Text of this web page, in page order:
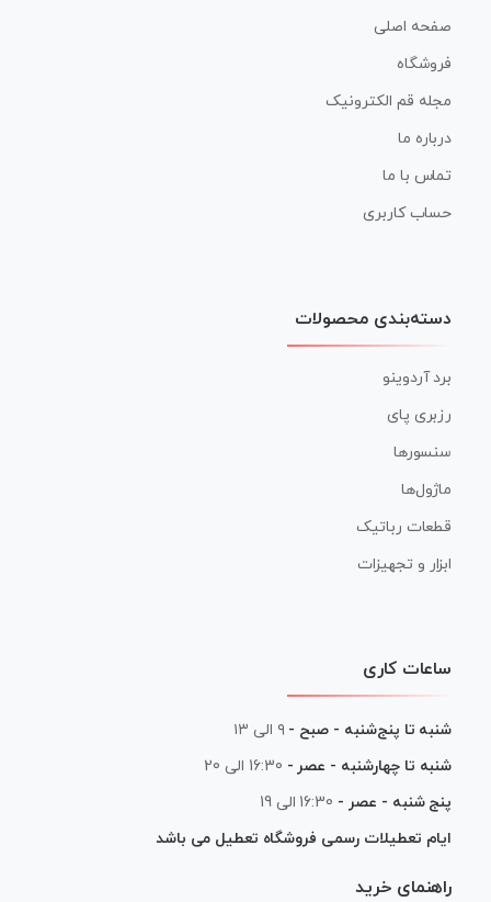
صفحه اصلی
فروشگاه
مجله قم الکترونیک
درباره ما
تماس با ما
حساب کاربری
دسته‌بندی محصولات
برد آردوینو
رزبری پای
سنسورها
ماژول‌ها
قطعات رباتیک
ابزار و تجهیزات
ساعات کاری
شنبه تا پنج‌شنبه - صبح - ۹ الی ۱۳
شنبه تا چهارشنبه - عصر - 16:30 الی 20
پنج شنبه - عصر - 16:30 الی 19
ایام تعطیلات رسمی فروشگاه تعطیل می باشد
راهنمای خرید